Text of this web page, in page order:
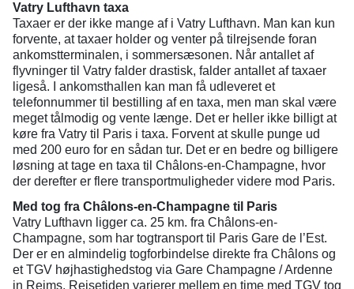
Vatry Lufthavn taxa
Taxaer er der ikke mange af i Vatry Lufthavn. Man kan kun
forvente, at taxaer holder og venter på tilrejsende foran
ankomstterminalen, i sommersæsonen. Når antallet af
flyvninger til Vatry falder drastisk, falder antallet af taxaer
ligeså. I ankomsthallen kan man få udleveret et
telefonnummer til bestilling af en taxa, men man skal være
meget tålmodig og vente længe. Det er heller ikke billigt at
køre fra Vatry til Paris i taxa. Forvent at skulle punge ud
med 200 euro for en sådan tur. Det er en bedre og billigere
løsning at tage en taxa til Châlons-en-Champagne, hvor
der derefter er flere transportmuligheder videre mod Paris.
Med tog fra Châlons-en-Champagne til Paris
Vatry Lufthavn ligger ca. 25 km. fra Châlons-en-
Champagne, som har togtransport til Paris Gare de l’Est.
Der er en almindelig togforbindelse direkte fra Châlons og
et TGV højhastighedstog via Gare Champagne / Ardenne
in Reims. Rejsetiden varierer mellem en time med TGV tog